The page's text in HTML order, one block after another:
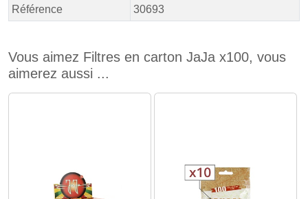
Référence
30693
Vous aimez Filtres en carton JaJa x100, vous
aimerez aussi ...